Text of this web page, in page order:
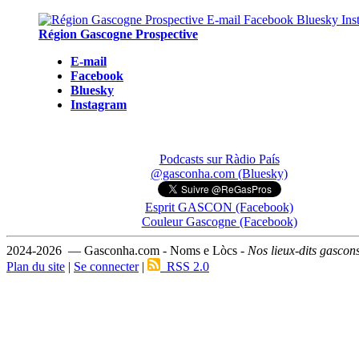
Région Gascogne Prospective
E-mail
Facebook
Bluesky
Instagram
Podcasts sur Ràdio País
@gasconha.com (Bluesky)
Esprit GASCON (Facebook)
Couleur Gascogne (Facebook)
2024-2026 — Gasconha.com - Noms e Lòcs - Nos lieux-dits
Plan du site | Se connecter| RSS 2.0